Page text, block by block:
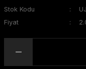
Stok Kodu
Fiyat